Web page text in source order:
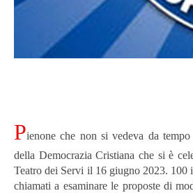
Pienone che non si vedeva da
della Democrazia Cristiana che si è
Teatro dei Servi il 16 giugno 2023. 100
chiamati a esaminare le proposte di